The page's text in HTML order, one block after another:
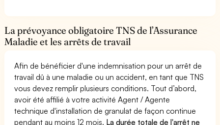
La prévoyance obligatoire TNS de l’Assurance
Maladie et les arrêts de travail
Afin de bénéficier d'une indemnisation pour un arrêt de
travail dû à une maladie ou un accident, en tant que TNS
vous devez remplir plusieurs conditions. Tout d’abord,
avoir été affilié à votre activité Agent / Agente
technique d'installation de granulat de façon continue
pendant au moins 12 mois. La durée totale de l'arrêt ne